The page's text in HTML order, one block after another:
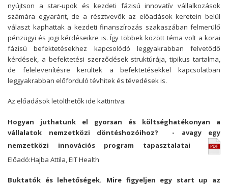
nyújtson a star-upok és kezdeti fázisú innovatív vállalkozások
számára egyaránt, de a résztvevők az előadások keretein belül
választ kaphattak a kezdeti finanszírozás szakaszában felmerülő
pénzügyi és jogi kérdéseikre is. Így többek között téma volt a korai
fázisú befektetésekhez kapcsolódó leggyakrabban felvetődő
kérdések, a befektetési szerződések struktúrája, tipikus tartalma,
de felelevenítésre kerültek a befektetésekkel kapcsolatban
leggyakrabban előforduló tévhitek és tévedések is.
Az előadások letölthetők ide kattintva:
Hogyan juthatunk el gyorsan és költséghatékonyan a
vállalatok nemzetközi döntéshozóihoz? - avagy egy
nemzetközi innovációs program tapasztalatai
Előadó:Hajba Attila, EIT Health
Buktatók és lehetőségek. Mire figyeljen egy start up az